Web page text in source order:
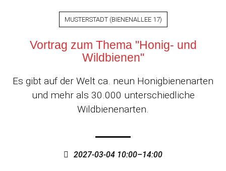
MUSTERSTADT(BIENENALLEE 17)
Vortrag zum Thema "Honig- und
Wildbienen"
Es gibt auf der Welt ca. neun Honigbienenarten
und mehr als 30.000 unterschiedliche
Wildbienenarten.
2027-03-04 10:00–14:00